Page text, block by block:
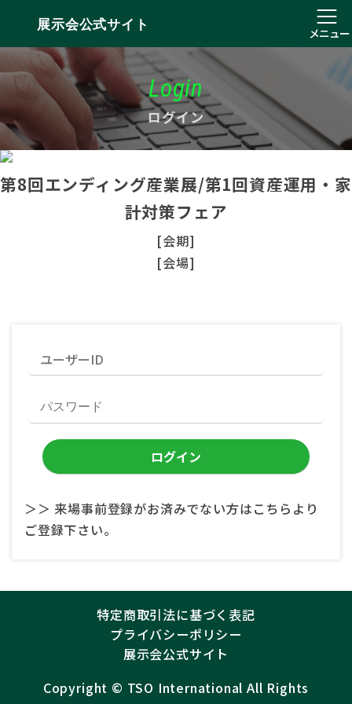
展示会公式サイト
メニュー
Login
ログイン
第8回エンディング産業展/第1回資産運用・家
計対策フェア
[会期]
[会場]
＞＞ 来場事前登録がお済みでない方はこちらより
ご登録下さい。
特定商取引法に基づく表記
プライバシーポリシー
展示会公式サイト
Copyright ©︎ TSO International All Rights